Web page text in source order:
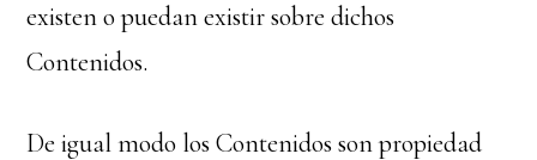
existen o puedan existir sobre dichos
Contenidos.
De igual modo los Contenidos son propiedad